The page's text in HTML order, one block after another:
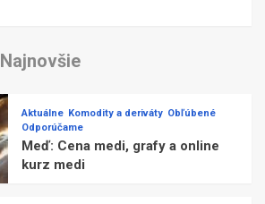
Najnovšie
Aktuálne Komodity a deriváty Obľúbené
Odporúčame
Meď: Cena medi, grafy a online
kurz medi